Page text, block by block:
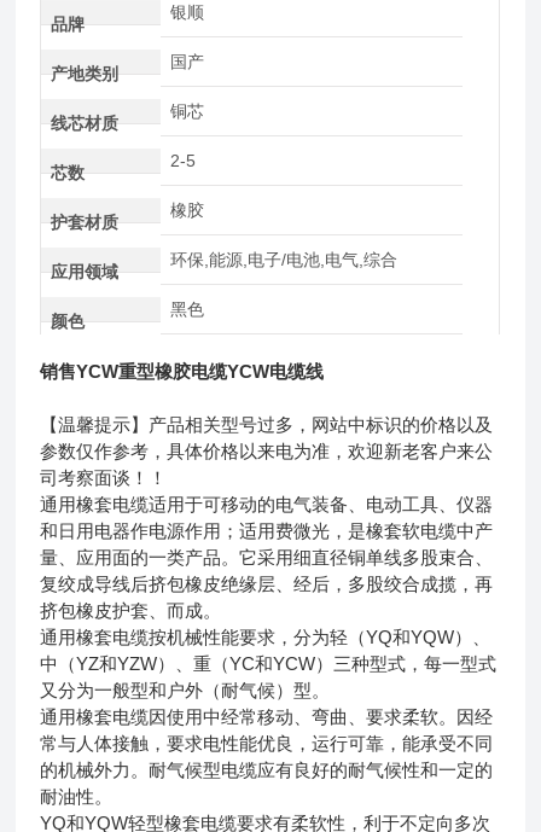
品牌
银顺
产地类别
国产
线芯材质
铜芯
芯数
2-5
护套材质
橡胶
应用领域
环保,能源,电子/电池,电气,综合
颜色
黑色
销售YCW重型橡胶电缆YCW电缆线
【温馨提示】产品相关型号过多，网站中标识的价格以及
参数仅作参考，具体价格以来电为准，欢迎新老客户来公
司考察面谈！！
通用橡套电缆适用于可移动的电气装备、电动工具、仪器
和日用电器作电源作用；适用费微光，是橡套软电缆中产
量、应用面的一类产品。它采用细直径铜单线多股束合、
复绞成导线后挤包橡皮绝缘层、经后，多股绞合成揽，再
挤包橡皮护套、而成。
通用橡套电缆按机械性能要求，分为轻（YQ和YQW）、
中（YZ和YZW）、重（YC和YCW）三种型式，每一型式
又分为一般型和户外（耐气候）型。
通用橡套电缆因使用中经常移动、弯曲、要求柔软。因经
常与人体接触，要求电性能优良，运行可靠，能承受不同
的机械外力。耐气候型电缆应有良好的耐气候性和一定的
耐油性。
YQ和YQW轻型橡套电缆要求有柔软性，利于不定向多次